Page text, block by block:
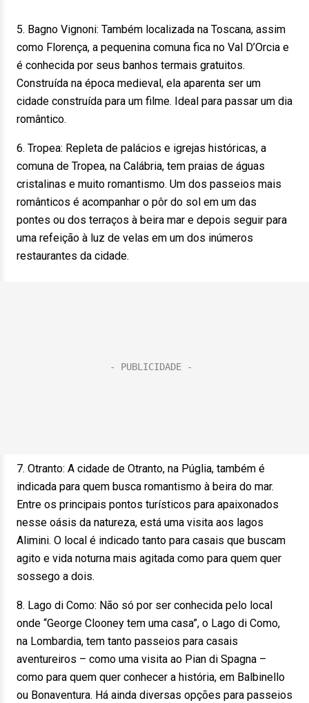
5. Bagno Vignoni: Também localizada na Toscana, assim
como Florença, a pequenina comuna fica no Val D’Orcia e
é conhecida por seus banhos termais gratuitos.
Construída na época medieval, ela aparenta ser um
cidade construída para um filme. Ideal para passar um dia
romântico.
6. Tropea: Repleta de palácios e igrejas históricas, a
comuna de Tropea, na Calábria, tem praias de águas
cristalinas e muito romantismo. Um dos passeios mais
românticos é acompanhar o pôr do sol em um das
pontes ou dos terraços à beira mar e depois seguir para
uma refeição à luz de velas em um dos inúmeros
restaurantes da cidade.
7. Otranto: A cidade de Otranto, na Púglia, também é
indicada para quem busca romantismo à beira do mar.
Entre os principais pontos turísticos para apaixonados
nesse oásis da natureza, está uma visita aos lagos
Alimini. O local é indicado tanto para casais que buscam
agito e vida noturna mais agitada como para quem quer
sossego a dois.
8. Lago di Como: Não só por ser conhecida pelo local
onde “George Clooney tem uma casa”, o Lago di Como,
na Lombardia, tem tanto passeios para casais
aventureiros – como uma visita ao Pian di Spagna –
como para quem quer conhecer a história, em Balbinello
ou Bonaventura. Há ainda diversas opções para passeios